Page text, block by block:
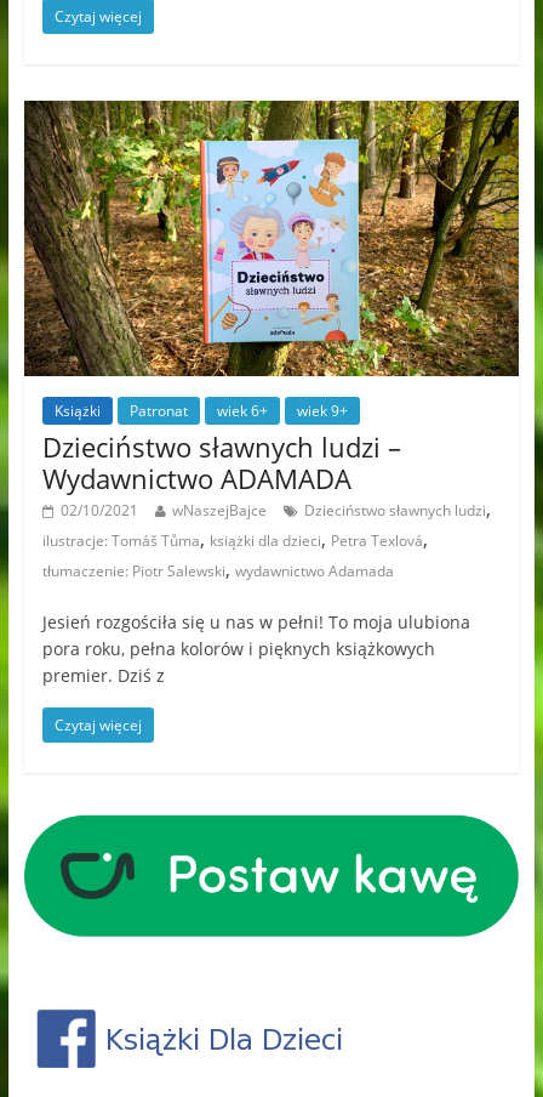
Czytaj więcej
Książki Patronat wiek 6+ wiek 9+
Dzieciństwo sławnych ludzi –
Wydawnictwo ADAMADA
02/10/2021 wNaszejBajce Dzieciństwo sławnych ludzi,
ilustracje: Tomáš Tůma, książki dla dzieci, Petra Texlová,
tłumaczenie: Piotr Salewski, wydawnictwo Adamada
Jesień rozgościła się u nas w pełni! To moja ulubiona
pora roku, pełna kolorów i pięknych książkowych
premier. Dziś z
Czytaj więcej